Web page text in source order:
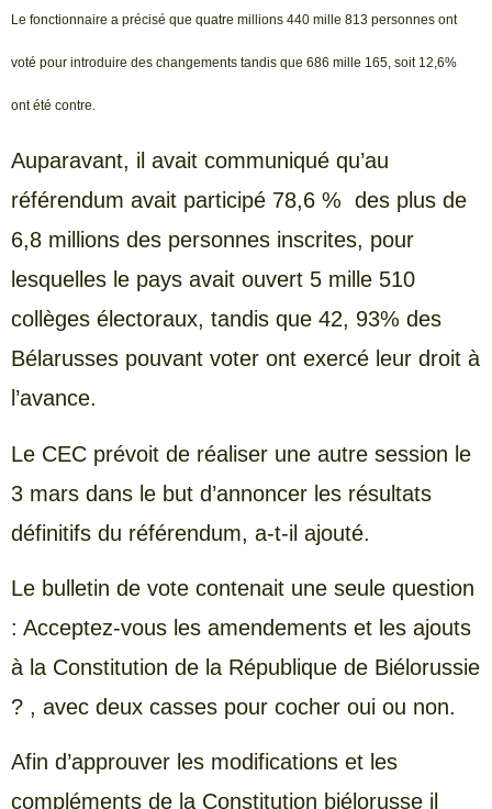
Le fonctionnaire a précisé que quatre millions 440 mille 813 personnes ont
voté pour introduire des changements tandis que 686 mille 165, soit 12,6%
ont été contre.
Auparavant, il avait communiqué qu’au
référendum avait participé 78,6 % des plus de
6,8 millions des personnes inscrites, pour
lesquelles le pays avait ouvert 5 mille 510
collèges électoraux, tandis que 42, 93% des
Bélarusses pouvant voter ont exercé leur droit à
l’avance.
Le CEC prévoit de réaliser une autre session le
3 mars dans le but d’annoncer les résultats
définitifs du référendum, a-t-il ajouté.
Le bulletin de vote contenait une seule question
: Acceptez-vous les amendements et les ajouts
à la Constitution de la République de Biélorussie
? , avec deux casses pour cocher oui ou non.
Afin d’approuver les modifications et les
compléments de la Constitution biélorusse il